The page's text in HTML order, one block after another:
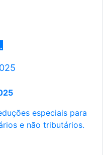
especiais para
e não tributários.